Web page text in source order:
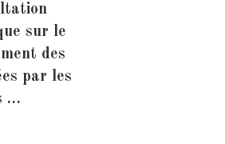
sur le
des
par les
…